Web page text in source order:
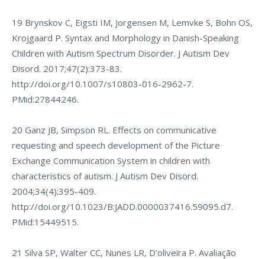
19 Brynskov C, Eigsti IM, Jorgensen M, Lemvke S, Bohn OS,
Krojgaard P. Syntax and Morphology in Danish-Speaking
Children with Autism Spectrum Disorder. J Autism Dev
Disord. 2017;47(2):373-83.
http://doi.org/10.1007/s10803-016-2962-7.
PMid:27844246.
20 Ganz JB, Simpson RL. Effects on communicative
requesting and speech development of the Picture
Exchange Communication System in children with
characteristics of autism. J Autism Dev Disord.
2004;34(4):395-409.
http://doi.org/10.1023/B:JADD.0000037416.59095.d7.
PMid:15449515.
21 Silva SP, Walter CC, Nunes LR, D’oliveira P. Avaliação